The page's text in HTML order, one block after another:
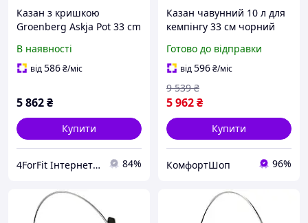
Казан з кришкою
Groenberg Askja Pot 33 cm
кемпінгу, пікніків,
полювання, риболовлі з
В наявності
від586₴/міс
5 862₴
Купити
4ForFit Інтернет-магазин спортивних товарів 84%
Казан чавунний 10 л для
кемпінгу 33 см чорний
Готово до відправки
від596₴/міс
5 962₴
9 539 ₴
Купити
КомфортШоп 96%